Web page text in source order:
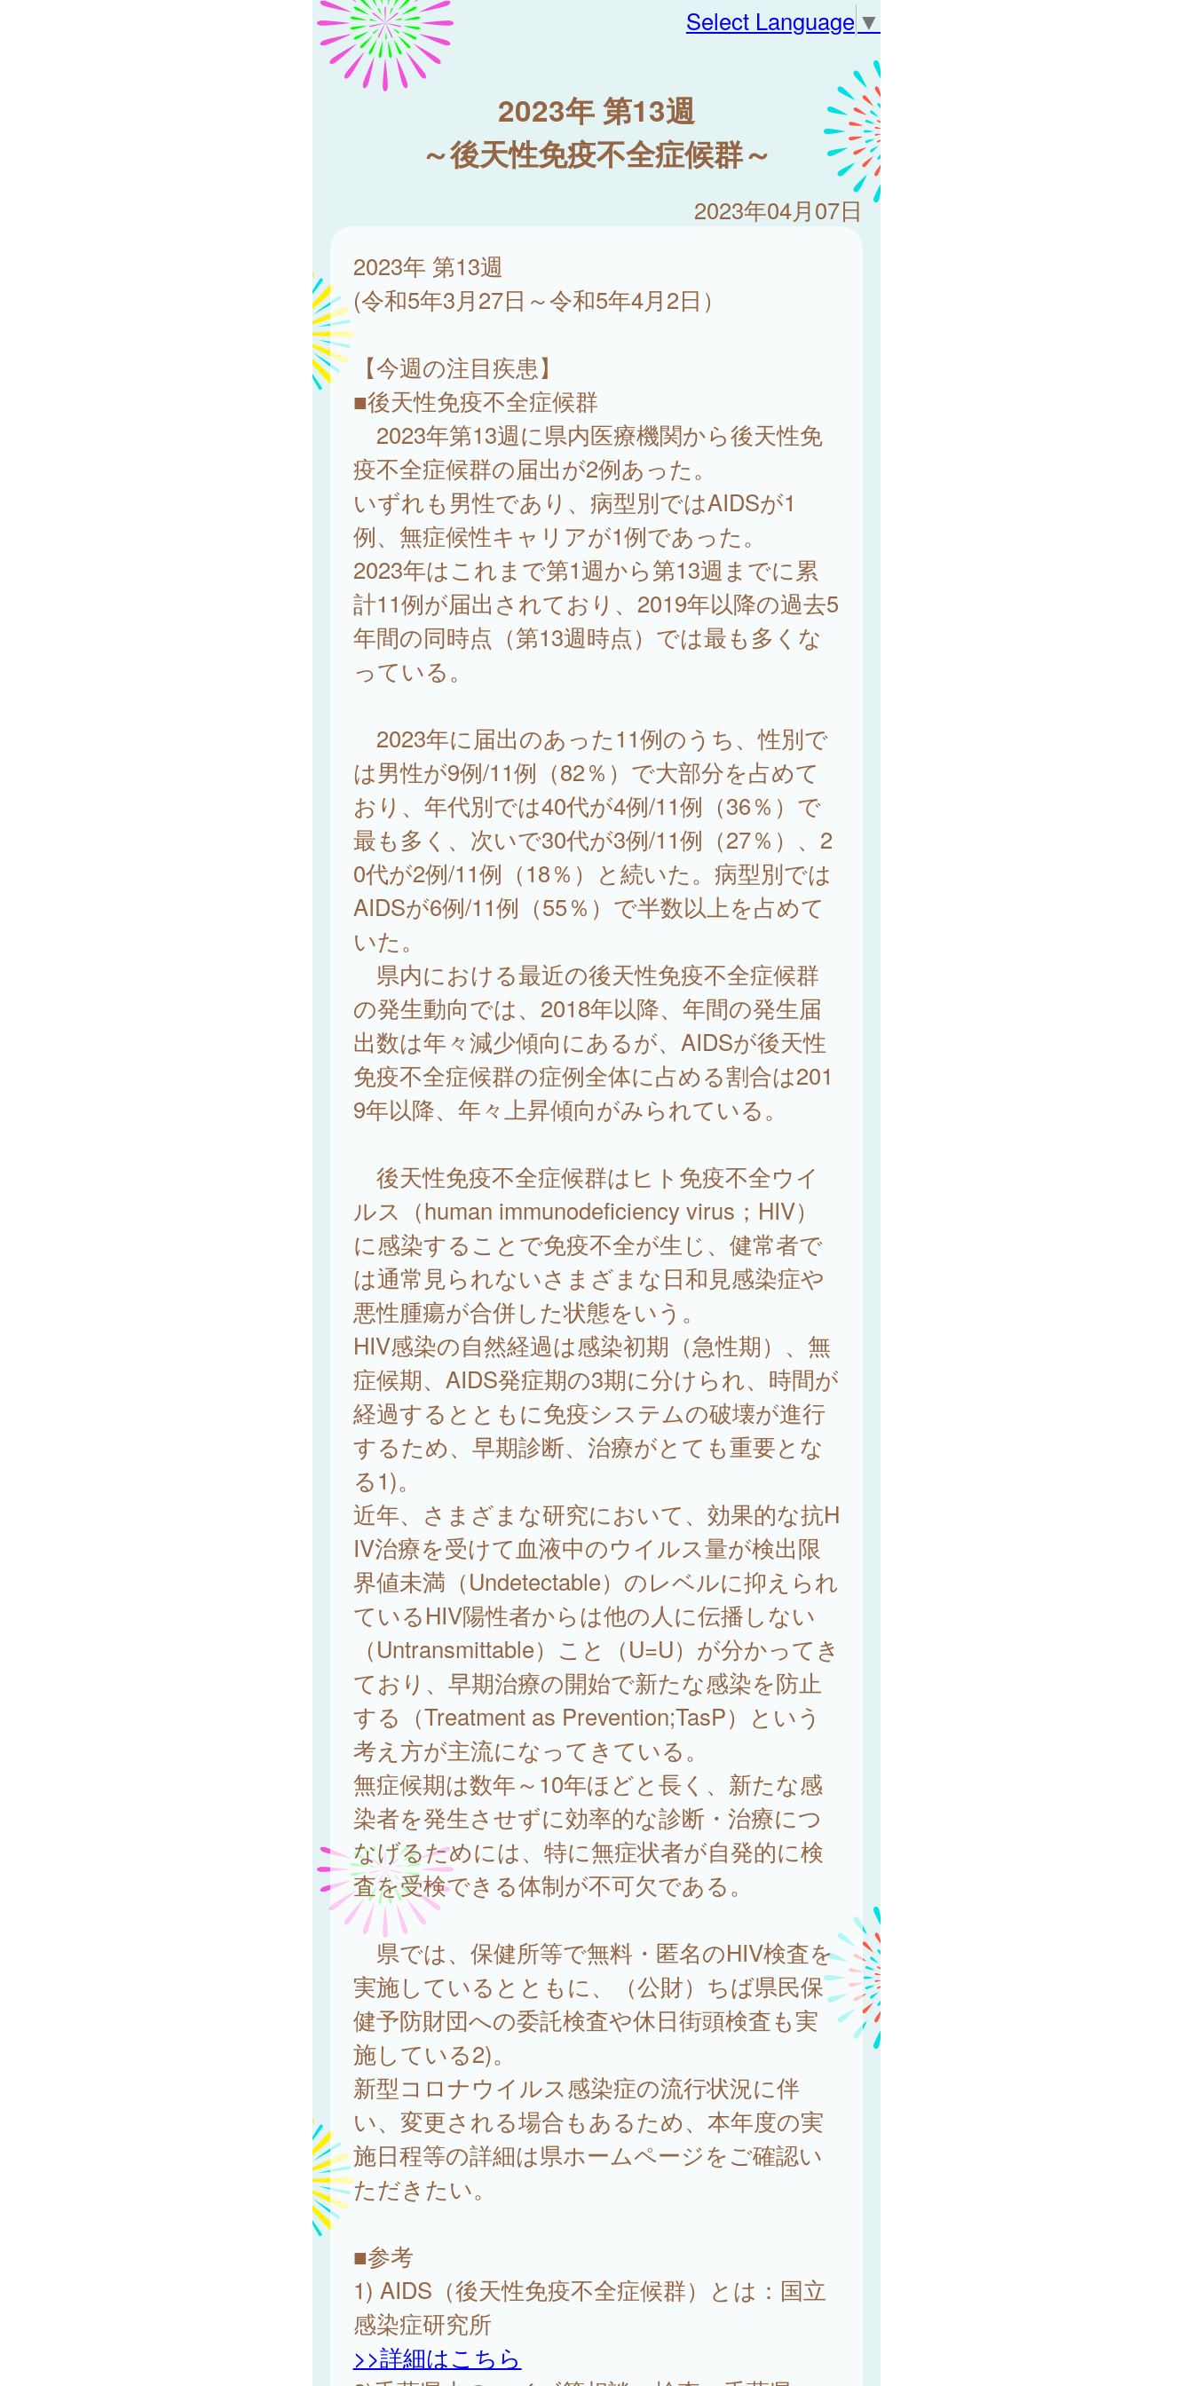
Select Language ▼
2023年 第13週
～後天性免疫不全症候群～
2023年04月07日
2023年 第13週
(令和5年3月27日～令和5年4月2日）
【今週の注目疾患】
■後天性免疫不全症候群
2023年第13週に県内医療機関から後天性免
疫不全症候群の届出が2例あった。
いずれも男性であり、病型別ではAIDSが1
例、無症候性キャリアが1例であった。
2023年はこれまで第1週から第13週までに累
計11例が届出されており、2019年以降の過去5
年間の同時点（第13週時点）では最も多くな
っている。
2023年に届出のあった11例のうち、性別で
は男性が9例/11例（82％）で大部分を占めて
おり、年代別では40代が4例/11例（36％）で
最も多く、次いで30代が3例/11例（27％）、2
0代が2例/11例（18％）と続いた。病型別では
AIDSが6例/11例（55％）で半数以上を占めて
いた。
県内における最近の後天性免疫不全症候群
の発生動向では、2018年以降、年間の発生届
出数は年々減少傾向にあるが、AIDSが後天性
免疫不全症候群の症例全体に占める割合は201
9年以降、年々上昇傾向がみられている。
後天性免疫不全症候群はヒト免疫不全ウイ
ルス（human immunodeficiency virus；HIV）
に感染することで免疫不全が生じ、健常者で
は通常見られないさまざまな日和見感染症や
悪性腫瘍が合併した状態をいう。
HIV感染の自然経過は感染初期（急性期）、無
症候期、AIDS発症期の3期に分けられ、時間が
経過するとともに免疫システムの破壊が進行
するため、早期診断、治療がとても重要とな
る1)。
近年、さまざまな研究において、効果的な抗H
IV治療を受けて血液中のウイルス量が検出限
界値未満（Undetectable）のレベルに抑えられ
ているHIV陽性者からは他の人に伝播しない
（Untransmittable）こと（U=U）が分かってき
ており、早期治療の開始で新たな感染を防止
する（Treatment as Prevention;TasP）という
考え方が主流になってきている。
無症候期は数年～10年ほどと長く、新たな感
染者を発生させずに効率的な診断・治療につ
なげるためには、特に無症状者が自発的に検
査を受検できる体制が不可欠である。
県では、保健所等で無料・匿名のHIV検査を
実施しているとともに、（公財）ちば県民保
健予防財団への委託検査や休日街頭検査も実
施している2)。
新型コロナウイルス感染症の流行状況に伴
い、変更される場合もあるため、本年度の実
施日程等の詳細は県ホームページをご確認い
ただきたい。
■参考
1) AIDS（後天性免疫不全症候群）とは：国立
感染症研究所
>>詳細はこちら